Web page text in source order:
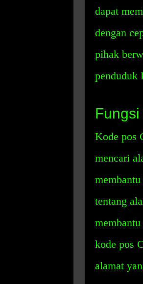
dapat
dengan
pihak
penduduk
Kode pos
mencari
tentang
kode pos
alamat